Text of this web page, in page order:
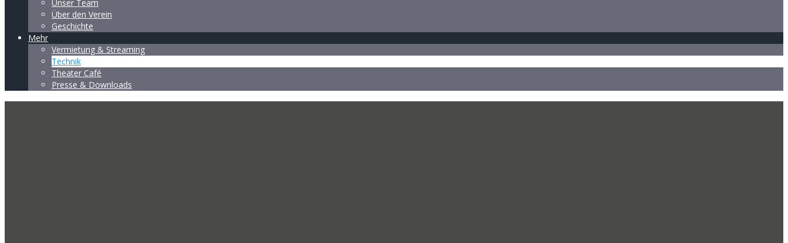
Unser Team
Über den Verein
Geschichte
Mehr
Vermietung & Streaming
Technik
Theater Café
Presse & Downloads